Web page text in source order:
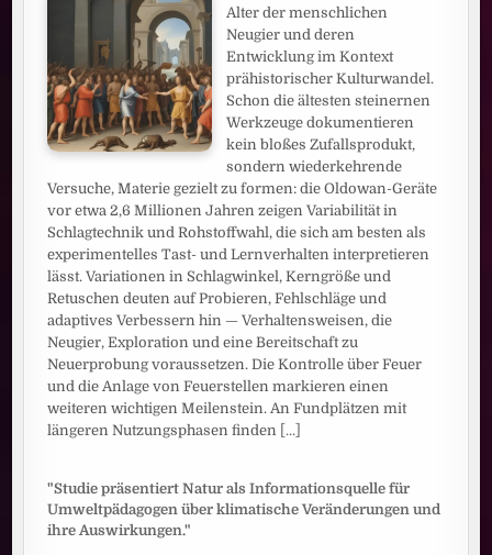
Alter der menschlichen
Neugier und deren
Entwicklung im Kontext
prähistorischer Kulturwandel.
Schon die ältesten steinernen
Werkzeuge dokumentieren
kein bloßes Zufallsprodukt,
sondern wiederkehrende
Versuche, Materie gezielt zu formen: die Oldowan-Geräte
vor etwa 2,6 Millionen Jahren zeigen Variabilität in
Schlagtechnik und Rohstoffwahl, die sich am besten als
experimentelles Tast- und Lernverhalten interpretieren
lässt. Variationen in Schlagwinkel, Kerngröße und
Retuschen deuten auf Probieren, Fehlschläge und
adaptives Verbessern hin — Verhaltensweisen, die
Neugier, Exploration und eine Bereitschaft zu
Neuerprobung voraussetzen. Die Kontrolle über Feuer
und die Anlage von Feuerstellen markieren einen
weiteren wichtigen Meilenstein. An Fundplätzen mit
längeren Nutzungsphasen finden
[...]
"Studie präsentiert Natur als Informationsquelle für
Umweltpädagogen über klimatische Veränderungen und
ihre Auswirkungen."